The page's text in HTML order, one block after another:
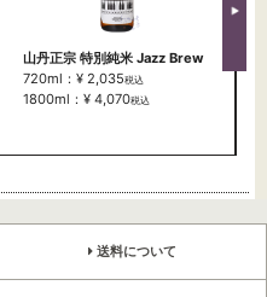
山丹正宗 特別純米 Jazz Brew
720ml：¥ 2,035税込
1800ml：¥ 4,070税込
送料について